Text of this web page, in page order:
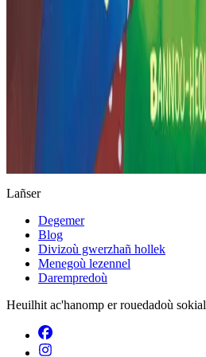
Lañser
Degemer
Blog
Divizoù gwerzhañ hollek
Menegoù lezennel
Darempredoù
Heuilhit ac'hanomp er rouedadoù sokial